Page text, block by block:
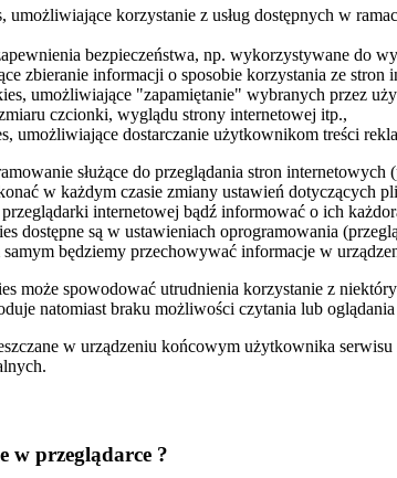
umożliwiające korzystanie z usług dostępnych w
bezpieczeństwa, np. wykorzystywane do
zbieranie informacji o sposobie korzystania ze stron
umożliwiające "zapamiętanie" wybranych przez
czcionki, wyglądu strony internetowej itp.,
umożliwiające dostarczanie użytkownikom treści
służące do przeglądania stron
w każdym czasie zmiany ustawień dotyczących
internetowej bądź informować o ich
dostępne są w ustawieniach oprogramowania
będziemy przechowywać informacje w
może spowodować utrudnienia korzystanie z
natomiast braku możliwości czytania lub
w urządzeniu końcowym użytkownika
w przeglądarce ?